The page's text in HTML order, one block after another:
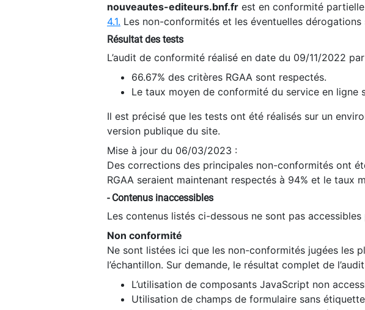
nouveautes-editeurs.bnf.fr est en conformité partielle
4.1. Les non-conformités et les éventuelles dérogations
Résultat des tests
L’audit de conformité réalisé en date du 09/11/2022
66.67% des critères RGAA sont respectés.
Le taux moyen de conformité du service en ligne
Il est précisé que les tests ont été réalisés sur un
version publique du site.
Mise à jour du 06/03/2023 :
Des corrections des principales non-conformités ont
RGAA seraient maintenant respectés à 94% et le taux
- Contenus inaccessibles
Les contenus listés ci-dessous ne sont pas
Non conformité
Ne sont listées ici que les non-conformités jugées les
l’échantillon. Sur demande, le résultat complet de
L’utilisation de composants JavaScript non
Utilisation de champs de formulaire sans étiquette